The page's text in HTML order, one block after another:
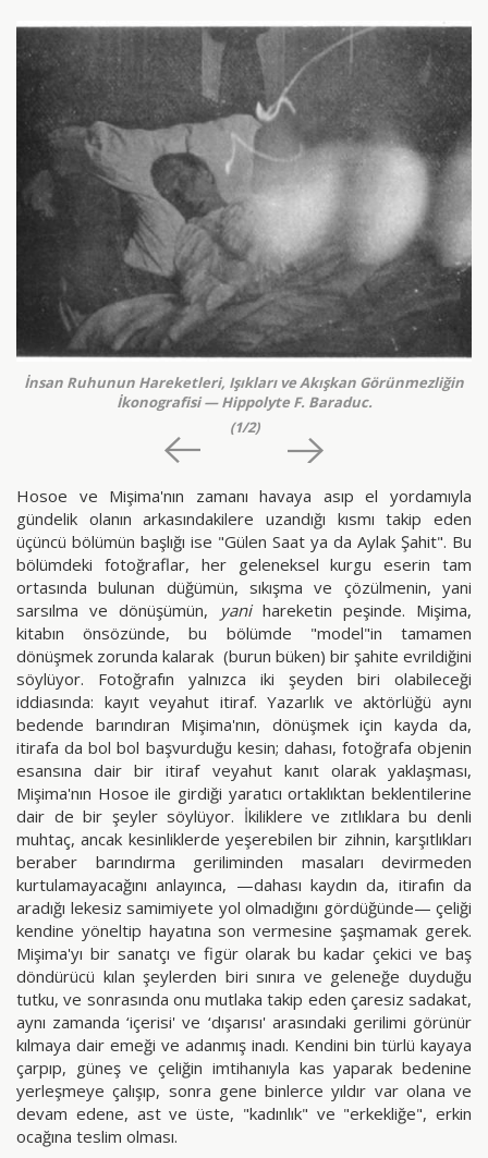
İnsan Ruhunun Hareketleri, Işıkları ve Akışkan Görünmezliğin
İkonografisi — Hippolyte F. Baraduc.
(1/2)
Hosoe ve Mişima'nın zamanı havaya asıp el yordamıyla
gündelik olanın arkasındakilere uzandığı kısmı takip eden
üçüncü bölümün başlığı ise "Gülen Saat ya da Aylak Şahit". Bu
bölümdeki fotoğraflar, her geleneksel kurgu eserin tam
ortasında bulunan düğümün, sıkışma ve çözülmenin, yani
sarsılma ve dönüşümün,
yanihareketin peşinde. Mişima,
kitabın önsözünde, bu bölümde "model"in tamamen
dönüşmek zorunda kalarak (burun büken) bir şahite evrildiğini
söylüyor. Fotoğrafın yalnızca iki şeyden biri olabileceği
iddiasında: kayıt veyahut itiraf. Yazarlık ve aktörlüğü aynı
bedende barındıran Mişima'nın, dönüşmek için kayda da,
itirafa da bol bol başvurduğu kesin; dahası, fotoğrafa objenin
esansına dair bir itiraf veyahut kanıt olarak yaklaşması,
Mişima'nın Hosoe ile girdiği yaratıcı ortaklıktan beklentilerine
dair de bir şeyler söylüyor. İkiliklere ve zıtlıklara bu denli
muhtaç, ancak kesinliklerde yeşerebilen bir zihnin, karşıtlıkları
beraber barındırma geriliminden masaları devirmeden
kurtulamayacağını anlayınca, —dahası kaydın da, itirafın da
aradığı lekesiz samimiyete yol olmadığını gördüğünde— çeliği
kendine yöneltip hayatına son vermesine şaşmamak gerek.
Mişima'yı bir sanatçı ve figür olarak bu kadar çekici ve baş
döndürücü kılan şeylerden biri sınıra ve geleneğe duyduğu
tutku, ve sonrasında onu mutlaka takip eden çaresiz sadakat,
aynı zamanda ‘içerisi' ve ‘dışarısı' arasındaki gerilimi görünür
kılmaya dair emeği ve adanmış inadı. Kendini bin türlü kayaya
çarpıp, güneş ve çeliğin imtihanıyla kas yaparak bedenine
yerleşmeye çalışıp, sonra gene binlerce yıldır var olana ve
devam edene, ast ve üste, "kadınlık" ve "erkekliğe", erkin
ocağına teslim olması.